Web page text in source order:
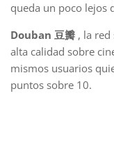
queda un poco lejos
Douban 豆瓣 , la
alta calidad sobre
mismos usuarios
puntos sobre 10.